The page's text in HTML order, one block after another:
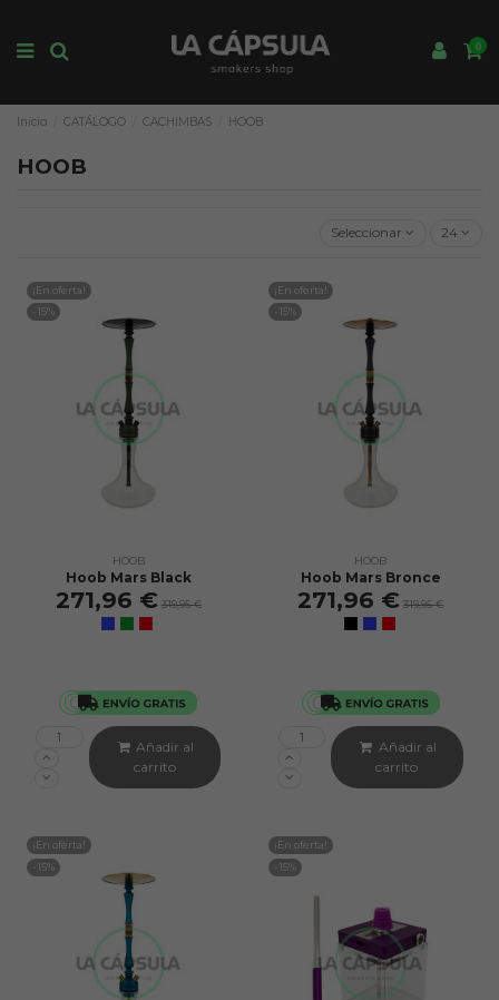
0
Inicio CATÁLOGO CACHIMBAS HOOB
HOOB
Seleccionar 24
¡En oferta!
-15%
HOOB
Hoob Mars Black
271,96 € 319,95 €
Añadir al
carrito
¡En oferta!
-15%
HOOB
Hoob Mars Bronce
271,96 € 319,95 €
Añadir al
carrito
¡En oferta!
-15%
¡En oferta!
-15%